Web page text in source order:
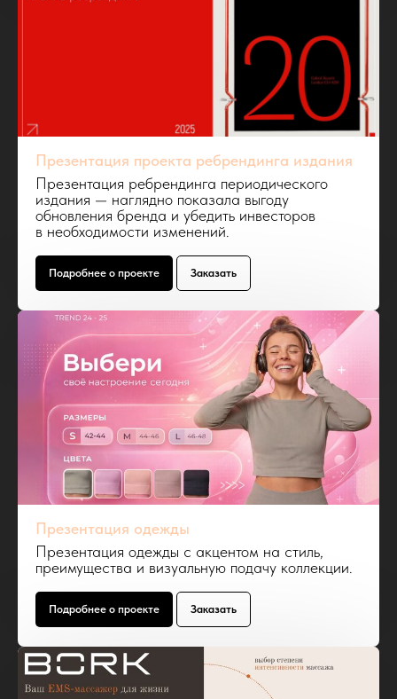
Презентация проекта ребрендинга издания
Презентация ребрендинга периодического
издания — наглядно показала выгоду
обновления бренда и убедить инвесторов
в необходимости изменений.
Подробнее о проекте Заказать
Презентация одежды
Презентация одежды с акцентом на стиль,
преимущества и визуальную подачу коллекции.
Подробнее о проекте Заказать